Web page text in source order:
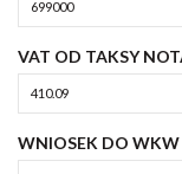
VAT OD TAKSY
WNIOSEK DO WKW